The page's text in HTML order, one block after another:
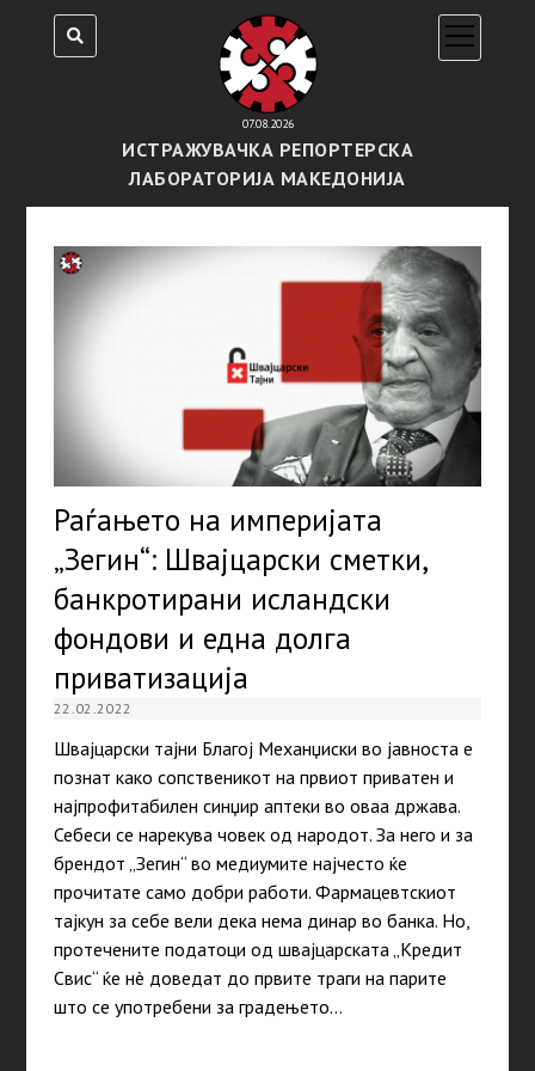
07.08.2026
ИСТРАЖУВАЧКА РЕПОРТЕРСКА
ЛАБОРАТОРИЈА МАКЕДОНИЈА
open
menu
Раѓањето на империјата
„Зегин“: Швајцарски сметки,
банкротирани исландски
фондови и една долга
приватизација
22.02.2022
Швајцарски тајни Благој Механџиски во јавноста е
познат како сопственикот на првиот приватен и
најпрофитабилен синџир аптеки во оваа држава.
Себеси се нарекува човек од народот. За него и за
брендот „Зегин“ во медиумите најчесто ќе
прочитате само добри работи. Фармацевтскиот
тајкун за себе вели дека нема динар во банка. Но,
протечените податоци од швајцарската „Кредит
Свис“ ќе нè доведат до првите траги на парите
што се употребени за градењето…